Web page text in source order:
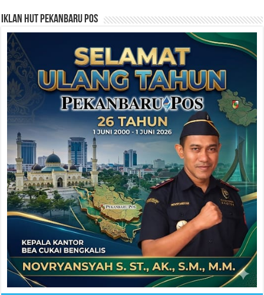
Iklan HUT Pekanbaru Pos